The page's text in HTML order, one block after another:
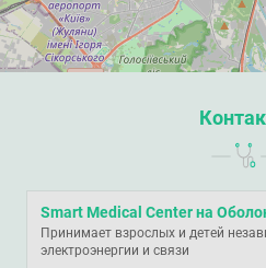
Smart Medical Center на
Принимает взрослых и детей
электроэнергии и связи